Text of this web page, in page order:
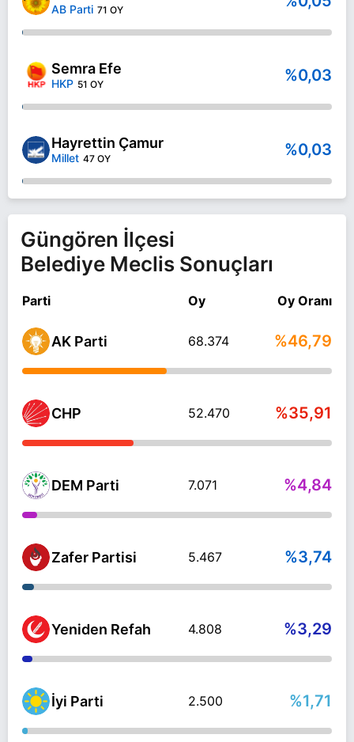
AB Parti 71 OY
Semra Efe
HKP 51 OY %0,03
Hayrettin Çamur
Millet 47 OY %0,03
Güngören İlçesi
Belediye Meclis Sonuçları
Parti Oy Oy Oranı
AK Parti 68.374 %46,79
CHP 52.470 %35,91
DEM Parti 7.071 %4,84
Zafer Partisi 5.467 %3,74
Yeniden Refah 4.808 %3,29
İyi Parti 2.500 %1,71